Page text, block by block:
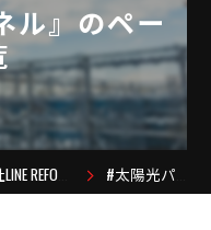
ル』のペー
#太陽光パネル